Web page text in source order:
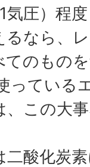
気圧）程度
るなら、
のもの
っている
この大
酸化炭